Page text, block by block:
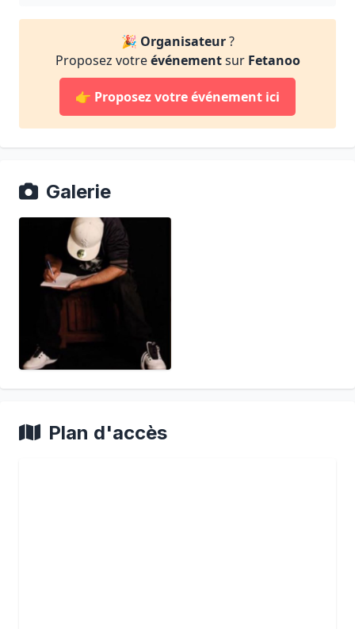
🎉 Organisateur?
Proposez votreévénementsur Fetanoo
👉 Proposez votre événement ici
Galerie
Plan d'accès